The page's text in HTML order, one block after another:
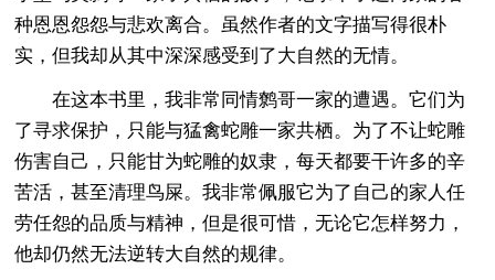
种恩恩怨怨与悲欢离合。虽然作者的文字描写得很朴
实，但我却从其中深深感受到了大自然的无情。
在这本书里，我非常同情鹩哥一家的遭遇。它们为
了寻求保护，只能与猛禽蛇雕一家共栖。为了不让蛇雕
伤害自己，只能甘为蛇雕的奴隶，每天都要干许多的辛
苦活，甚至清理鸟屎。我非常佩服它为了自己的家人任
劳任怨的品质与精神，但是很可惜，无论它怎样努力，
他却仍然无法逆转大自然的规律。